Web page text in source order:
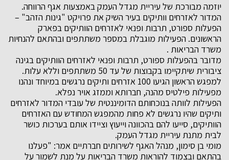
יוזמה מבורכת של עיריית מגדל העמק באמצעות אגף הרווחה.
המדור לאזרחים וותיקים בעיר השיק את פרויקט "גינות הזהב" –
הפעלות ספורט, תרבות ופנאי לאזרחים הוותיקים בפארק
הראשונים. הפעילות מוגבלת במספר משתתפים ובהתאם להנחיות
משרד הבריאות .
מדובר בהפעלות ספורט, תרבות ופנאי לאזרחים הוותיקים בגינה
ציבורית שיתקיימו בקבוצות של עד 50 משתתפים וללא עלות.
למפגש הראשון הגיעו 100 אזרחים ותיקים נרגשים במיוחד ונהנו
מפעילות פילטיס מהנה, חברותא וממזג אויר נפלא.
הפעילות לוותה בנוכחותם הדומיננטית של עובדי המדור לאזרחים
ותיקים שהיו נרגשים לא פחות מהמפגש המחודש עם האזרחים
הוותיקים, סייעו להם בהכוונה וייעוץ וציידו אותם בערכות כושר
לבית מתנת עיריית מגדל העמק.
מומי בן סימון, מנהל האגף לשירותים חברתיים אמר: "פעלנו
בהתאם ובצמוד להוראות משרד הבריאות על מנת לשמור על